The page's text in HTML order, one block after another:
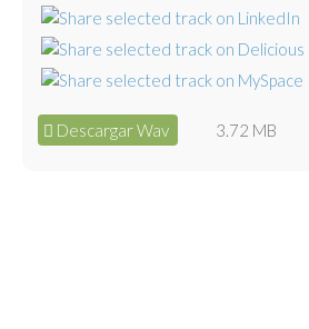
Descargar Wav 3.72 MB